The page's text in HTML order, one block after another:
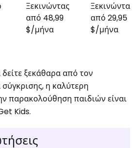
Ξεκινώντας
από 48,99
$/μήνα
Ξεκινώντας
από 29,95
$/μήνα
ξεκάθαρα από τον
η καλύτερη
παρακολούθηση παιδιών είναι
Kids.